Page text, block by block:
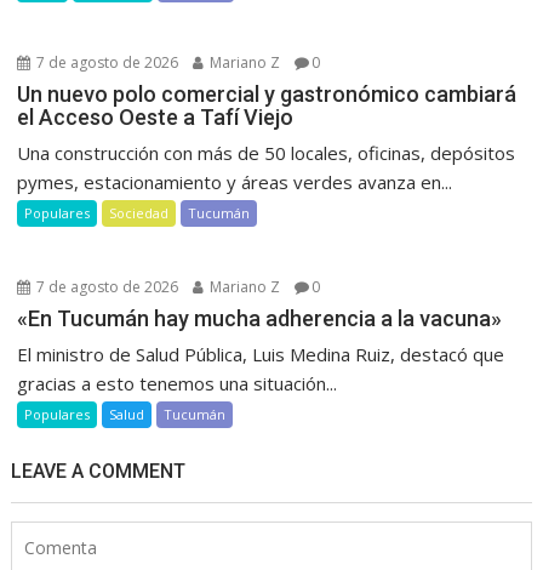
7 de agosto de 2026 Mariano Z 0
Un nuevo polo comercial y gastronómico cambiará
el Acceso Oeste a Tafí Viejo
Una construcción con más de 50 locales, oficinas, depósitos
pymes, estacionamiento y áreas verdes avanza en...
Populares Sociedad Tucumán
7 de agosto de 2026 Mariano Z 0
«En Tucumán hay mucha adherencia a la vacuna»
El ministro de Salud Pública, Luis Medina Ruiz, destacó que
gracias a esto tenemos una situación...
Populares Salud Tucumán
LEAVE A COMMENT